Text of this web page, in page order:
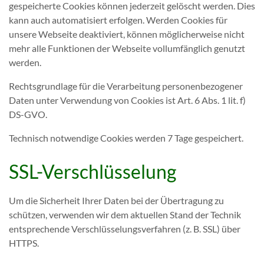
gespeicherte Cookies können jederzeit gelöscht werden. Dies
kann auch automatisiert erfolgen. Werden Cookies für
unsere Webseite deaktiviert, können möglicherweise nicht
mehr alle Funktionen der Webseite vollumfänglich genutzt
werden.
Rechtsgrundlage für die Verarbeitung personenbezogener
Daten unter Verwendung von Cookies ist Art. 6 Abs. 1 lit. f)
DS-GVO.
Technisch notwendige Cookies werden 7 Tage gespeichert.
SSL-Verschlüsselung
Um die Sicherheit Ihrer Daten bei der Übertragung zu
schützen, verwenden wir dem aktuellen Stand der Technik
entsprechende Verschlüsselungsverfahren (z. B. SSL) über
HTTPS.